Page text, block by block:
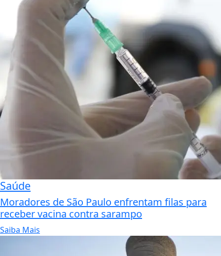
Saúde
Moradores de São Paulo enfrentam filas para
receber vacina contra sarampo
Saiba Mais